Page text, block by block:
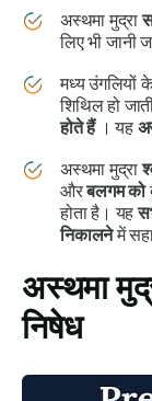
अस्थमा मुद्रा
लिए भी जानी
मध्य उंगलियों
शिथिल हो
होते हैं। यह
अस्थमा मुद्रा
औरबलगम को
होता है। यह
निकालनेमें
अस्थमा
निषेध